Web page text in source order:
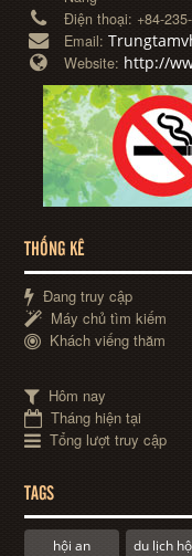
Điện thoại: +84-
Email:
Website: http://
THỐNG KÊ
Đang truy cập
Máy chủ tìm kiếm
Khách viếng thăm
Hôm nay
Tháng hiện tại
Tổng lượt truy cập
TAGS
hội an du lịch